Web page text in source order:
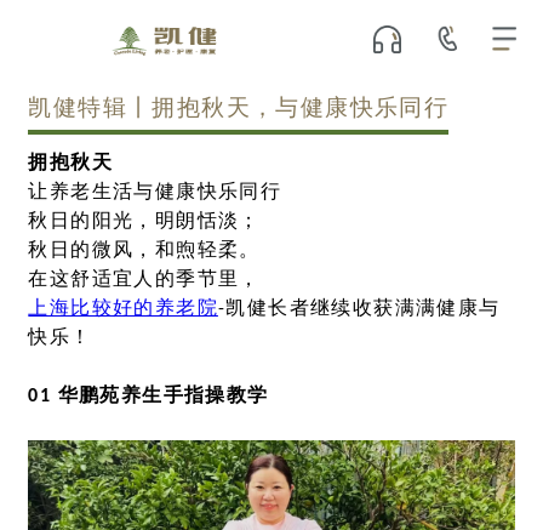
凯健特辑丨拥抱秋天，与健康快乐同行
拥抱秋天
让养老生活与健康快乐同行
秋日的阳光，明朗恬淡；
秋日的微风，和煦轻柔。
在这舒适宜人的季节里，
上海比较好的养老院-凯健长者继续收获满满健康与
快乐！
01 华鹏苑养生手指操教学